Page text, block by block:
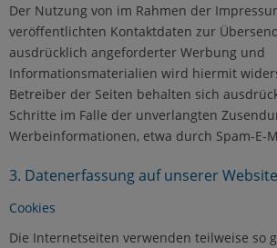
Der Nutzung von im Rahmen der
veröffentlichten Kontaktdaten zur
ausdrücklich angeforderter Werbung und
Informationsmaterialien wird hiermit
Betreiber der Seiten behalten sich
Schritte im Falle der unverlangten
Werbeinformationen, etwa durch Spam-E-
3. Datenerfassung auf unserer Website
Cookies
Die Internetseiten verwenden teilweise so